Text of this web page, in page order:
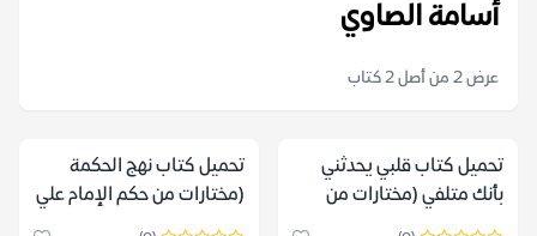
أسامة الصاوي
عرض 2 من أصل 2 كتاب
تحميل كتاب قلبي يحدثني
بأنك متلفي (مختارات من
أجمل قصائد الصوفية) –
تحميل كتاب نهج الحكمة
(مختارات من حكم الإمام علي
ومواعظه) – أسامة الصاوي